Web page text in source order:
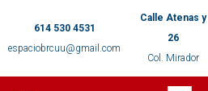
614 530 4531
espaciobrcuu@gmail.com
Calle Atenas y
26
Col. Mirador